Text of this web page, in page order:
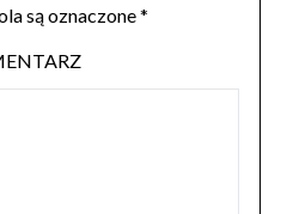
są oznaczone*